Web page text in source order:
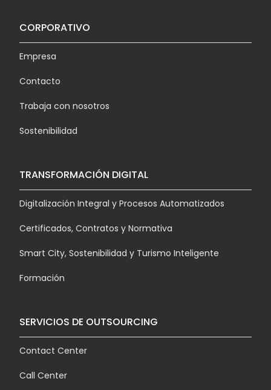
CORPORATIVO
Empresa
Contacto
Trabaja con nosotros
Sostenibilidad
TRANSFORMACIÓN DIGITAL
Digitalización Integral y Procesos Automatizados
Certificados, Contratos y Normativa
Smart City, Sostenibilidad y Turismo Inteligente
Formación
SERVICIOS DE OUTSOURCING
Contact Center
Call Center